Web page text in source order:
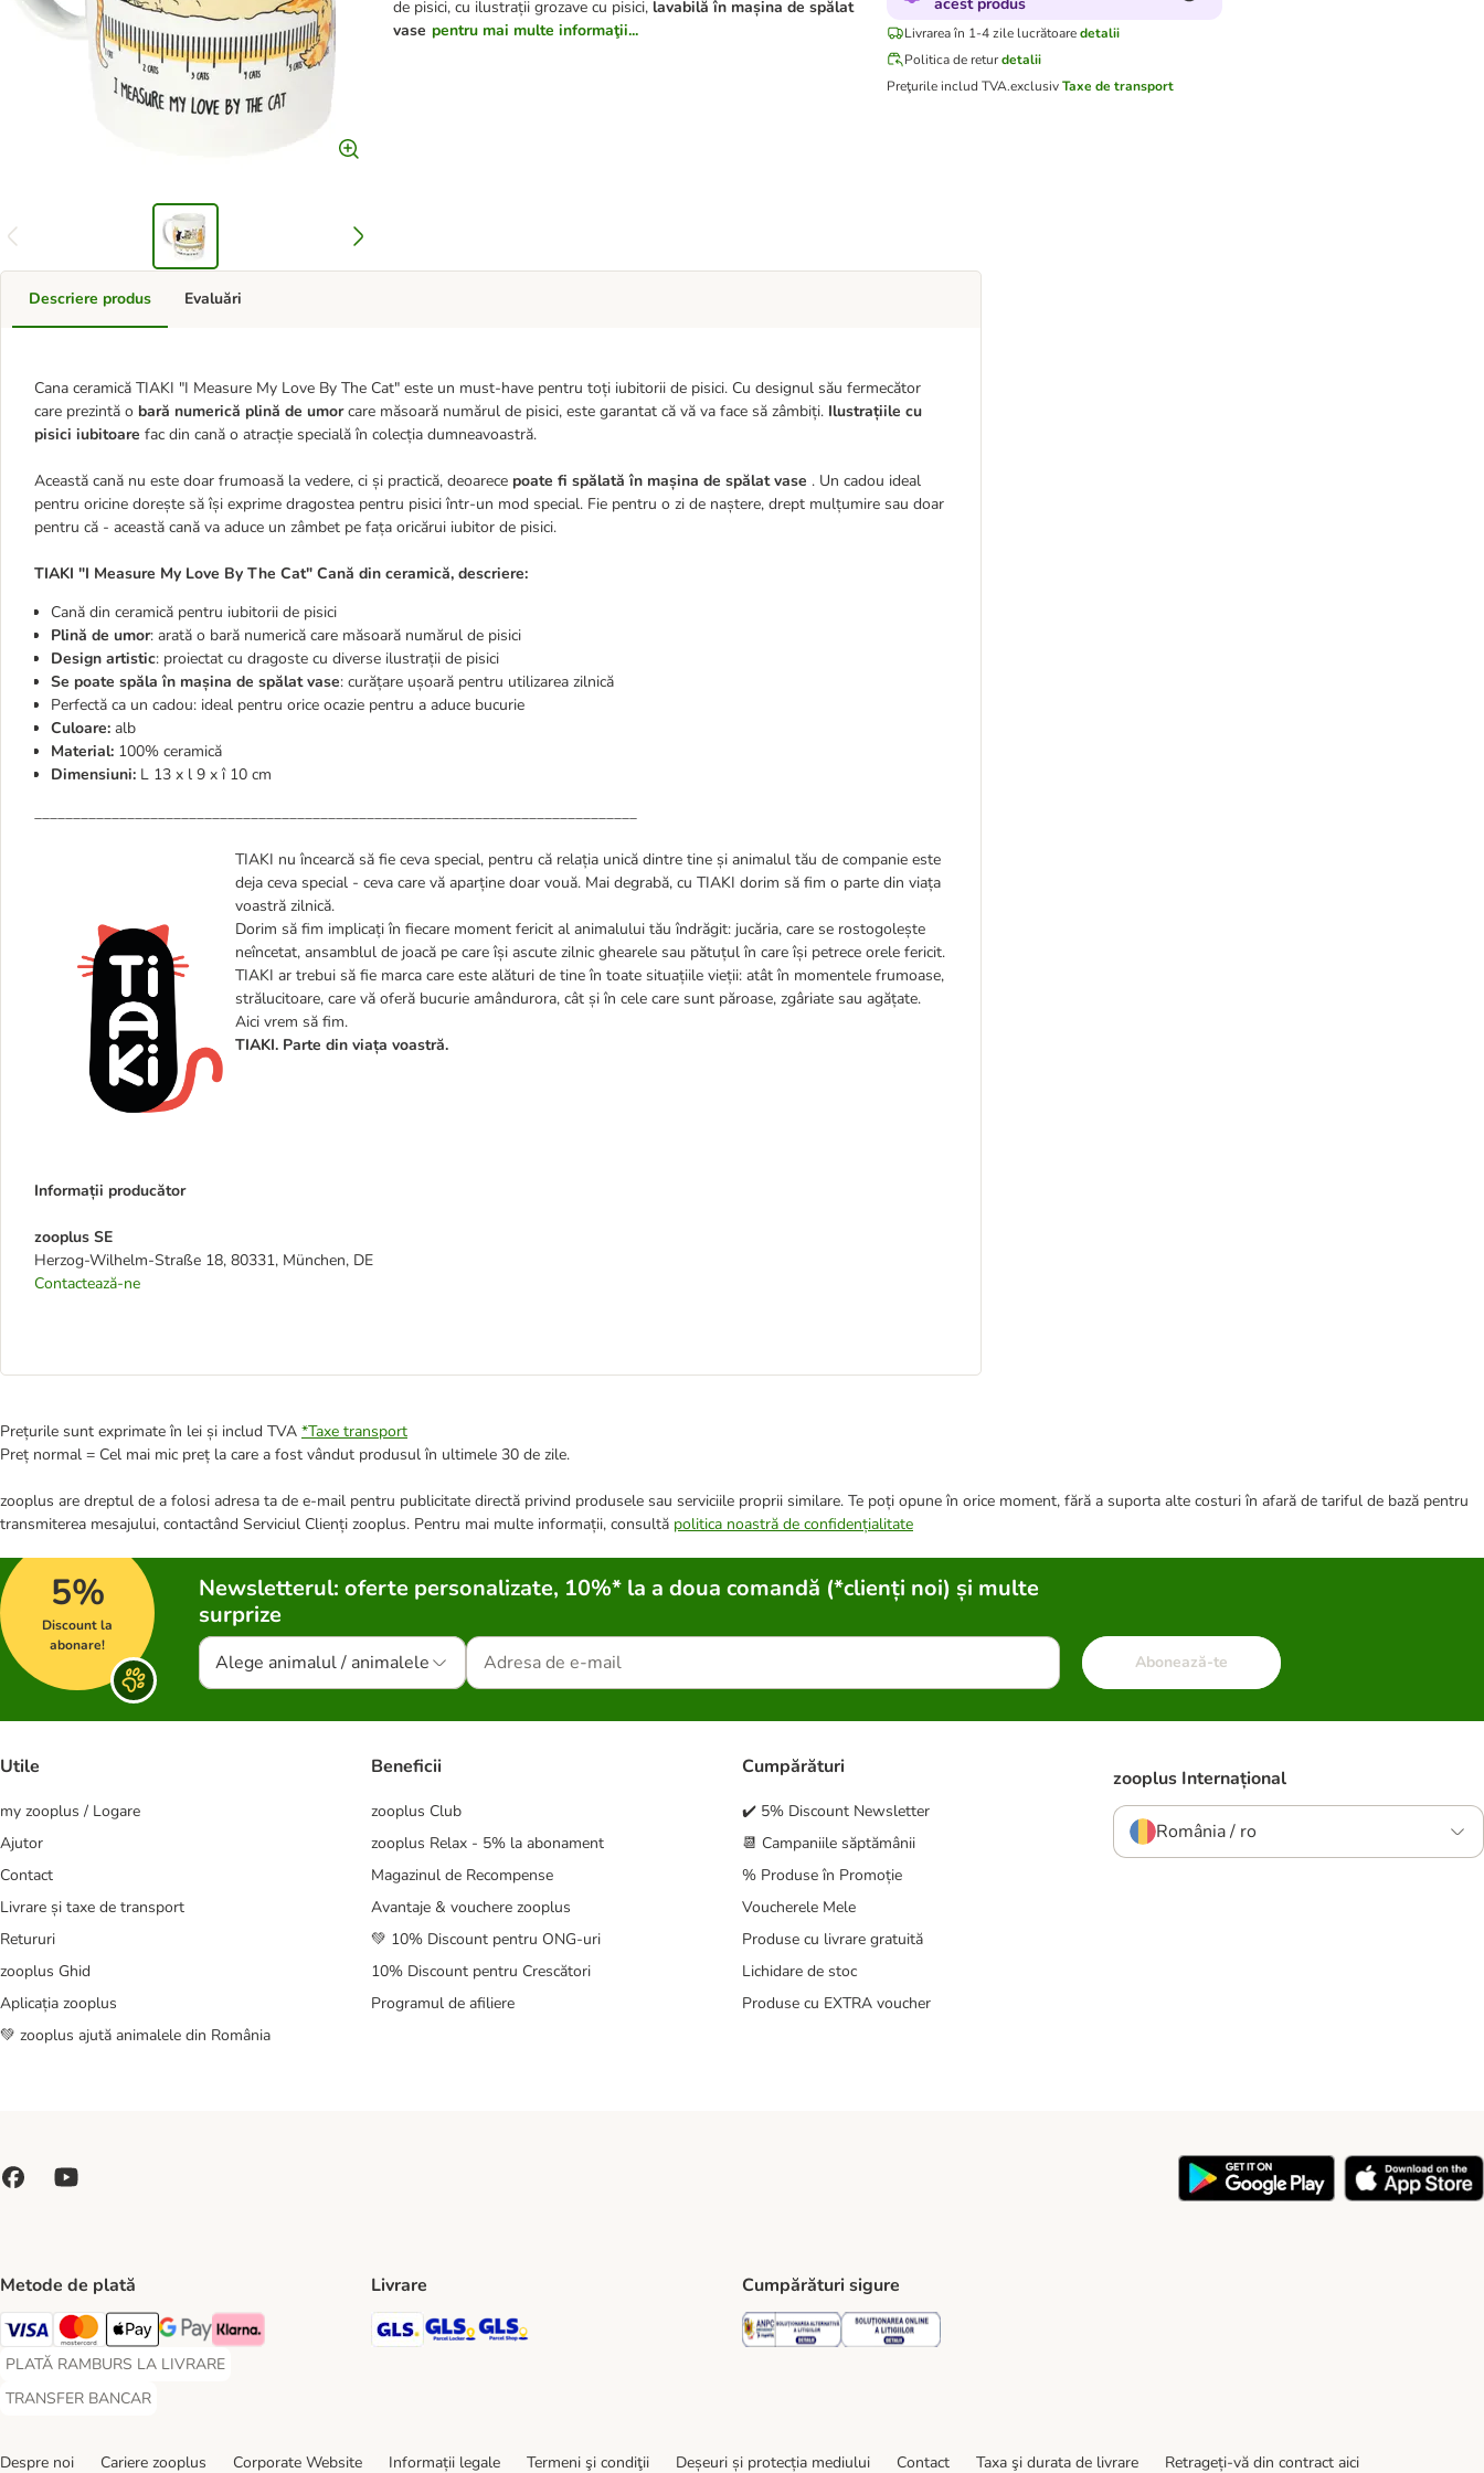
de pisici, cu ilustrații grozave cu pisici, lavabilă în mașina de spălat
vase pentru mai multe informaţii... Livrarea în 1-4 zile lucrătoare detalii
Politica de retur detalii
Preţurile includ TVA.exclusivTaxe de transport
Descriere produs
Cana ceramică TIAKI "I Measure My Love By The Cat" este un must-have pentru toți iubitorii de pisici. Cu designul său fermecător
care prezintă o bară numerică plină de umorcare măsoară numărul de pisici, este garantat că vă va face să zâmbiți. Ilustrațiile cu
pisici iubitoare fac din cană o atracție specială în colecția dumneavoastră.
Această cană nu este doar frumoasă la vedere, ci și practică, deoarece poate fi spălată în mașina de spălat vase . Un cadou ideal
pentru oricine dorește să își exprime dragostea pentru pisici într-un mod special. Fie pentru o zi de naștere, drept mulțumire sau doar
pentru că - această cană va aduce un zâmbet pe fața oricărui iubitor de pisici.
TIAKI "I Measure My Love By The Cat" Cană din ceramică, descriere:
Cană din ceramică pentru iubitorii de pisici
Plină de umor: arată o bară numerică care măsoară numărul de pisici
Design artistic: proiectat cu dragoste cu diverse ilustrații de pisici
Se poate spăla în mașina de spălat vase: curățare ușoară pentru utilizarea zilnică
Perfectă ca un cadou: ideal pentru orice ocazie pentru a aduce bucurie
Culoare: alb
Material: 100% ceramică
Dimensiuni: L 13 x l 9 x î 10 cm
______________________________________________________________________________
TIAKI nu încearcă să fie ceva special, pentru că relația unică dintre tine și animalul tău de companie este
deja ceva special - ceva care vă aparține doar vouă. Mai degrabă, cu TIAKI dorim să fim o parte din viața
voastră zilnică.
Dorim să fim implicați în fiecare moment fericit al animalului tău îndrăgit: jucăria, care se rostogolește
neîncetat, ansamblul de joacă pe care își ascute zilnic ghearele sau pătuțul în care își petrece orele fericit.
TIAKI ar trebui să fie marca care este alături de tine în toate situațiile vieții: atât în momentele frumoase,
strălucitoare, care vă oferă bucurie amândurora, cât și în cele care sunt păroase, zgâriate sau agățate.
Aici vrem să fim.
TIAKI. Parte din viața voastră.
Informații producător
zooplus SE
Herzog-Wilhelm-Straße 18, 80331, München, DE
Contactează-ne
Evaluări
Prețurile sunt exprimate în lei și includ TVA *Taxe transport
Preț normal = Cel mai mic preț la care a fost vândut produsul în ultimele 30 de zile.
zooplus are dreptul de a folosi adresa ta de e-mail pentru publicitate directă privind produsele sau serviciile proprii similare. Te poți opune în orice moment, fără a suporta alte costuri în afară de tariful de bază pentru
transmiterea mesajului, contactând Serviciul Clienți zooplus. Pentru mai multe informații, consultă politica noastră de confidențialitate
5%
Discount la
abonare!
Newsletterul: oferte personalizate, 10%* la a doua comandă (*clienți noi) și multe
surprize
Alege animalul / animalele Abonează-te
Utile
my zooplus / Logare
Ajutor
Contact
Livrare și taxe de transport
Retururi
zooplus Ghid
Aplicația zooplus
💚 zooplus ajută animalele din România
Beneficii
zooplus Club
zooplus Relax - 5% la abonament
Magazinul de Recompense
Avantaje & vouchere zooplus
💚 10% Discount pentru ONG-uri
10% Discount pentru Crescători
Programul de afiliere
Cumpărături
✔️ 5% Discount Newsletter
📆 Campaniile săptămânii
% Produse în Promoție
Voucherele Mele
Produse cu livrare gratuită
Lichidare de stoc
Produse cu EXTRA voucher
zooplus Internațional
România / ro
Metode de plată
Visa Payment Method
Master Card Payment Method
Apple Pay Payment Method
Google Pay Payment Method
Klarna Payment Method
PLATĂ RAMBURS LA LIVRARE
PLATĂ RAMBURS LA LIVRARE Payment Method
TRANSFER BANCAR
TRANSFER BANCAR Payment Method
Livrare
GLS Shipping Method
GLS Locker Shipping Method
GLS Parcel Shop Shipping Method
Cumpărături sigure
Security Security
Despre noi Cariere zooplus Corporate Website Informații legale Termeni şi condiţii Deșeuri și protecția mediului Contact Taxa şi durata de livrare Retrageți-vă din contract aici